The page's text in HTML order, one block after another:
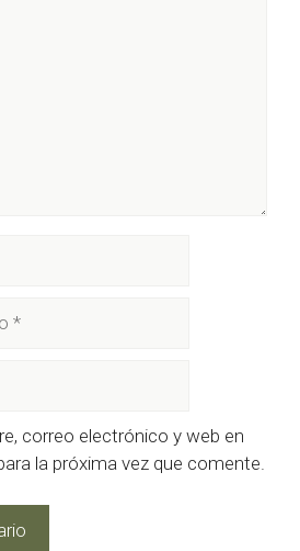
correo electrónico y web en
la próxima vez que comente.